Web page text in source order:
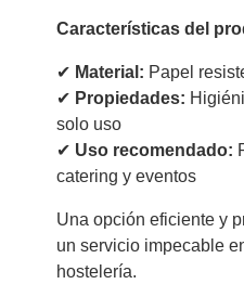
Características del
✔ Material: Papel
✔ Propiedades:
solo uso
✔ Uso recomendado:
catering y eventos
Una opción eficiente y
un servicio impecable
hostelería.